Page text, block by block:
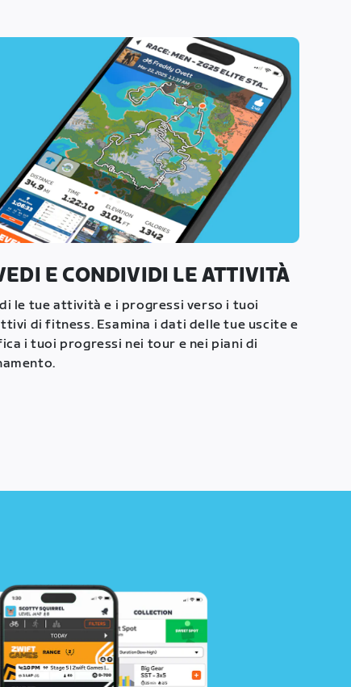
E CONDIVIDI LE ATTIVITÀ
le tue attività e i progressi verso i tuoi
di fitness. Esamina i dati delle tue uscite e
i tuoi progressi nei tour e nei piani di